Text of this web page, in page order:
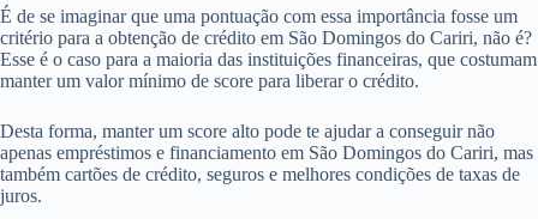
É de se imaginar que uma pontuação com essa importância fosse um
critério para a obtenção de crédito em São Domingos do Cariri, não é?
Esse é o caso para a maioria das instituições financeiras, que costumam
manter um valor mínimo de score para liberar o crédito.
Desta forma, manter um score alto pode te ajudar a conseguir não
apenas empréstimos e financiamento em São Domingos do Cariri, mas
também cartões de crédito, seguros e melhores condições de taxas de
juros.